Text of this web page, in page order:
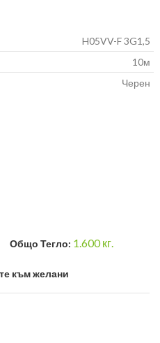
H05VV-F 3G1,5
10м
Черен
Общо Тегло: 1.600кг.
към желани